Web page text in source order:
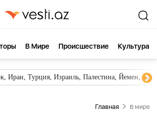
В Мире Происшествие Культура
Иран, Турция, Израиль, Палестина, Йемен,
Главная В мире